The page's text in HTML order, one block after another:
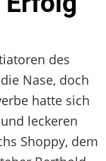
des
Nase, doch
hatte sich
leckeren
Shoppy, dem